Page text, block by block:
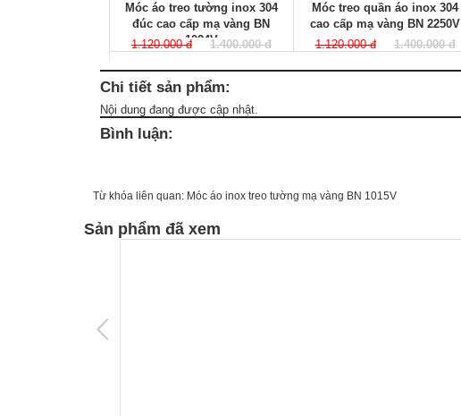
Móc áo treo tường inox 304
đúc cao cấp mạ vàng BN
1024V
1.120.000 đ 1.400.000 đ
Móc treo quần áo inox 304
cao cấp mạ vàng BN 2250V
1.120.000 đ
1.400.000 đ
Chi tiết sản phẩm:
Nội dung đang được cập nhật.
Bình luận:
Từ khóa liên quan: Móc áo inox treo tường mạ vàng BN 1015V
Sản phẩm đã xem